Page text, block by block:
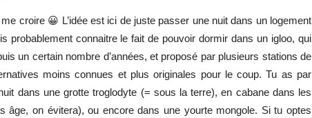
croire 😀 L’idée est ici de juste passer une nuit dans un logement
probablement connaitre le fait de pouvoir dormir dans un igloo, qui
un certain nombre d’années, et proposé par plusieurs stations de
moins connues et plus originales pour le coup. Tu as par
dans une grotte troglodyte (= sous la terre), en cabane dans les
âge, on évitera), ou encore dans une yourte mongole. Si tu optes